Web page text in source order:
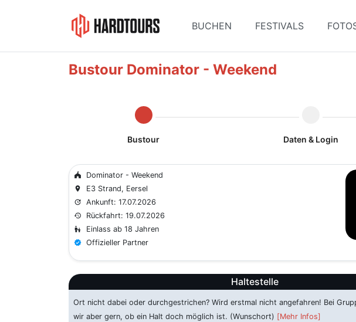
BUCHEN FESTIVALS
Bustour Dominator - Weekend
Bustour Daten & Login
festival Dominator - Weekend
place E3 Strand, Eersel
update Ankunft: 17.07.2026
history Rückfahrt: 19.07.2026
escalator_warning Einlass ab 18 Jahren
verified
Offizieller Partner
Haltestelle
Ort nicht dabei oder durchgestrichen? Wird erstmal nicht angefahren! Bei
wir aber gern, ob ein Halt doch möglich ist. (Wunschort) [Mehr Infos]